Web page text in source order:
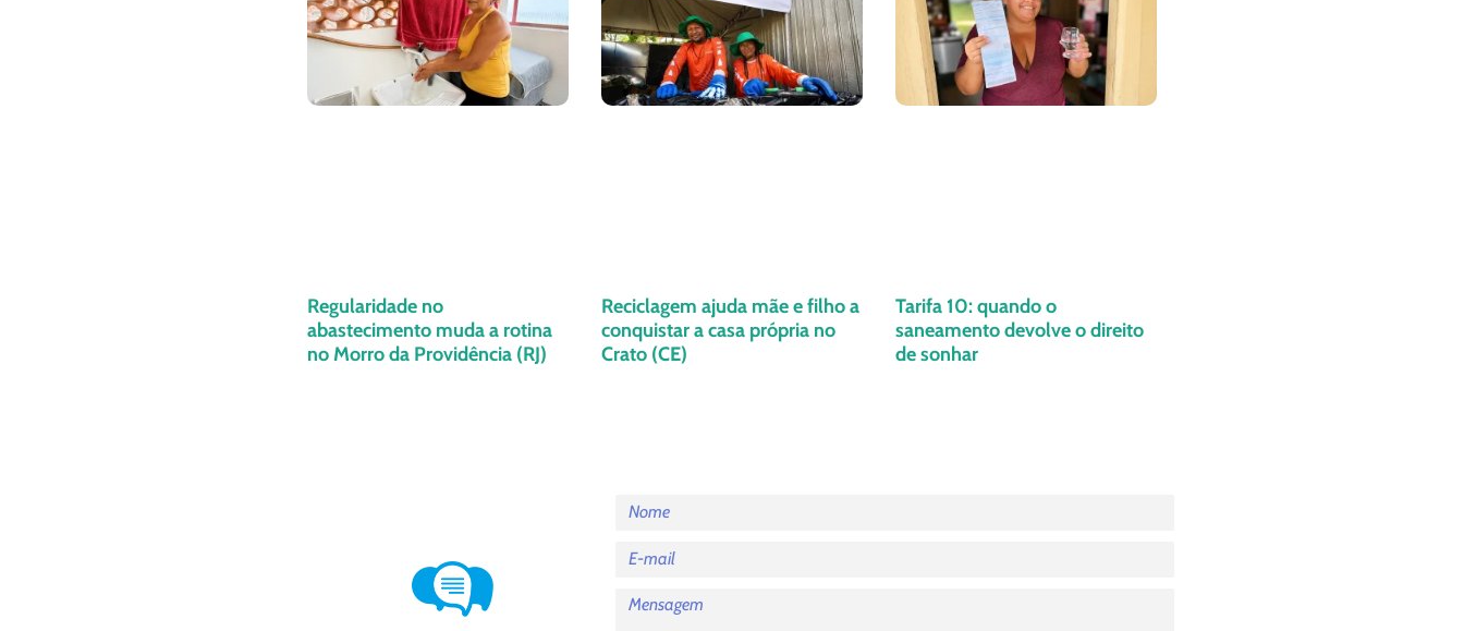
Regularidade no
abastecimento muda a rotina
no Morro da Providência (RJ)
Reciclagem ajuda mãe e filho a
conquistar a casa própria no
Crato (CE)
Tarifa 10: quando o
saneamento devolve o direito
de sonhar